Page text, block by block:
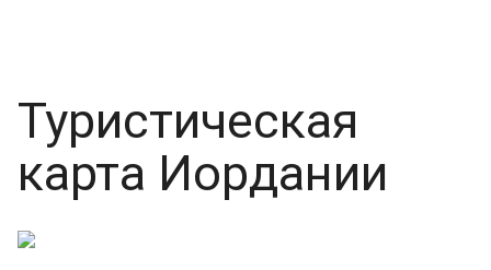
Туристическая
карта Иордании